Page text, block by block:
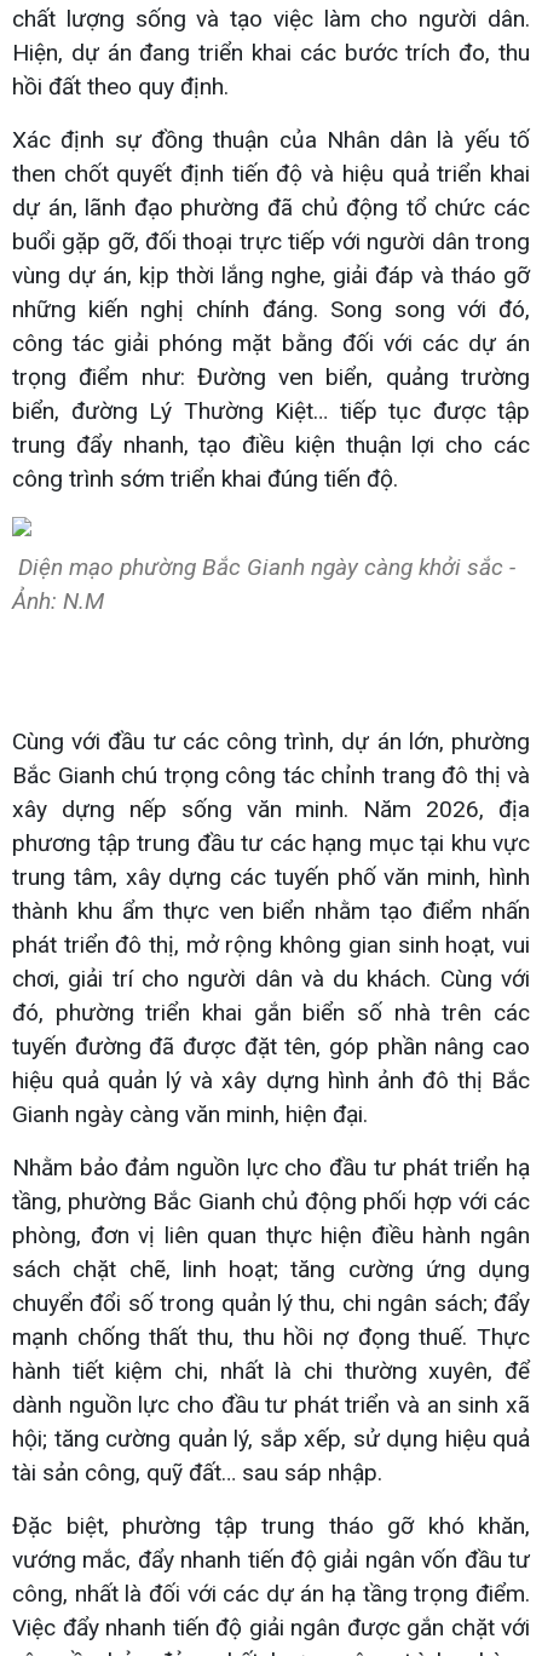
chất lượng sống và tạo việc làm cho người dân.
Hiện, dự án đang triển khai các bước trích đo, thu
hồi đất theo quy định.
Xác định sự đồng thuận của Nhân dân là yếu tố
then chốt quyết định tiến độ và hiệu quả triển khai
dự án, lãnh đạo phường đã chủ động tổ chức các
buổi gặp gỡ, đối thoại trực tiếp với người dân trong
vùng dự án, kịp thời lắng nghe, giải đáp và tháo gỡ
những kiến nghị chính đáng. Song song với đó,
công tác giải phóng mặt bằng đối với các dự án
trọng điểm như: Đường ven biển, quảng trường
biển, đường Lý Thường Kiệt… tiếp tục được tập
trung đẩy nhanh, tạo điều kiện thuận lợi cho các
công trình sớm triển khai đúng tiến độ.
Diện mạo phường Bắc Gianh ngày càng khởi sắc -
Ảnh: N.M
Cùng với đầu tư các công trình, dự án lớn, phường
Bắc Gianh chú trọng công tác chỉnh trang đô thị và
xây dựng nếp sống văn minh. Năm 2026, địa
phương tập trung đầu tư các hạng mục tại khu vực
trung tâm, xây dựng các tuyến phố văn minh, hình
thành khu ẩm thực ven biển nhằm tạo điểm nhấn
phát triển đô thị, mở rộng không gian sinh hoạt, vui
chơi, giải trí cho người dân và du khách. Cùng với
đó, phường triển khai gắn biển số nhà trên các
tuyến đường đã được đặt tên, góp phần nâng cao
hiệu quả quản lý và xây dựng hình ảnh đô thị Bắc
Gianh ngày càng văn minh, hiện đại.
Nhằm bảo đảm nguồn lực cho đầu tư phát triển hạ
tầng, phường Bắc Gianh chủ động phối hợp với các
phòng, đơn vị liên quan thực hiện điều hành ngân
sách chặt chẽ, linh hoạt; tăng cường ứng dụng
chuyển đổi số trong quản lý thu, chi ngân sách; đẩy
mạnh chống thất thu, thu hồi nợ đọng thuế. Thực
hành tiết kiệm chi, nhất là chi thường xuyên, để
dành nguồn lực cho đầu tư phát triển và an sinh xã
hội; tăng cường quản lý, sắp xếp, sử dụng hiệu quả
tài sản công, quỹ đất… sau sáp nhập.
Đặc biệt, phường tập trung tháo gỡ khó khăn,
vướng mắc, đẩy nhanh tiến độ giải ngân vốn đầu tư
công, nhất là đối với các dự án hạ tầng trọng điểm.
Việc đẩy nhanh tiến độ giải ngân được gắn chặt với